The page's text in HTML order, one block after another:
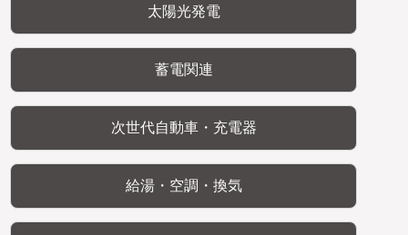
太陽光発電
蓄電関連
次世代自動車・充電器
給湯・空調・換気